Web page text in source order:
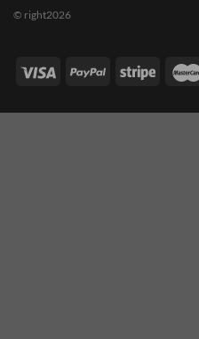
© right2026